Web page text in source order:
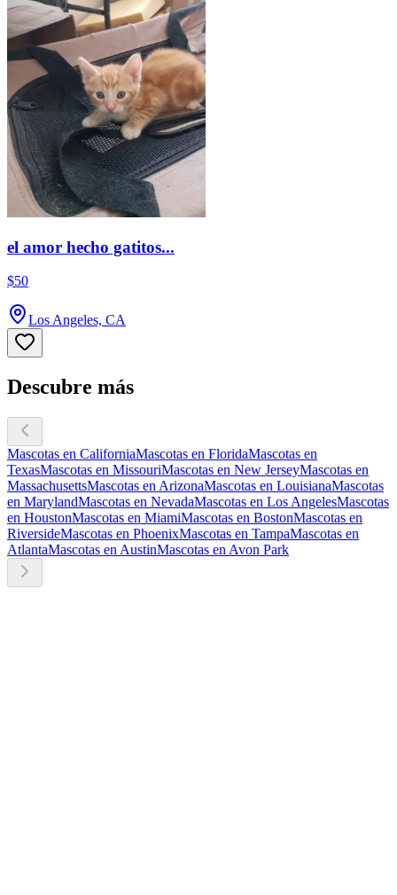
el amor hecho gatitos...
$50
Los Angeles, CA
Descubre más
Mascotas en CaliforniaMascotas en FloridaMascotas en
TexasMascotas en MissouriMascotas en New JerseyMascotas en
MassachusettsMascotas en ArizonaMascotas en LouisianaMascotas
en MarylandMascotas en NevadaMascotas en Los AngelesMascotas
en HoustonMascotas en MiamiMascotas en BostonMascotas en
RiversideMascotas en PhoenixMascotas en TampaMascotas en
AtlantaMascotas en AustinMascotas en Avon Park